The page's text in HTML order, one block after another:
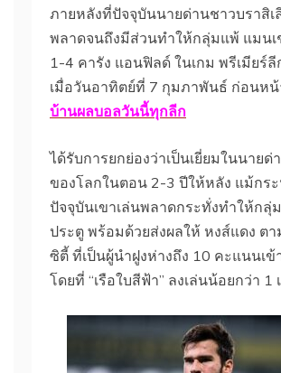
ภายหลังที่ปัจจุบันนายด่านชาวบราสิเ
พลาดจนถึงมีส่วนทำให้กลุ่มแพ้ แมนเ
1-4 คารัง แอนฟิลด์ ในเกม พรีเมียร์
เมื่อวันอาทิตย์ที่ 7 กุมภาพันธ์ ก่อนห
บ้านผลบอลวันนี้ทุกลีก
ได้รับการยกย่องว่าเป็นเยี่ยมในนายด่
ของโลกในตอน 2-3 ปีให้หลัง แม้กร
ปัจจุบันเขาเล่นพลาดกระทั่งทำให้กลุ่ม
ประตู พร้อมด้วยส่งผลให้ หงส์แดง ต
ซิตี้ ที่เป็นผู้นำฝูงห่างถึง 10 คะแนนเข้
โดยที่ “เรือใบสีฟ้า” ลงเล่นน้อยกว่า 1